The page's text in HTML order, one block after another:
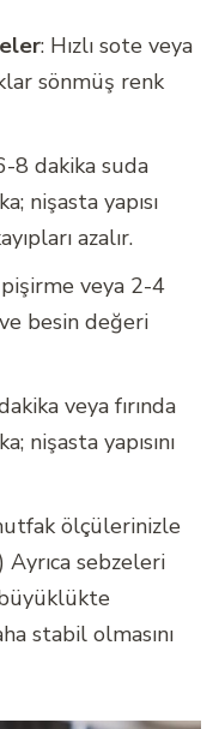
: Hızlı sote veya
sönmüş renk
8 dakika suda
nişasta yapısı
azalır.
veya 2-4
besin değeri
veya fırında
nişasta yapısını
ölçülerinizle
sebzeleri
stabil olmasını